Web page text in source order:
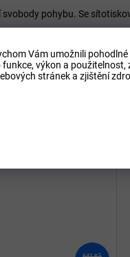
Vám umožnili
výkon a použitelnost,
stránek a zjištění
pohybu. Se